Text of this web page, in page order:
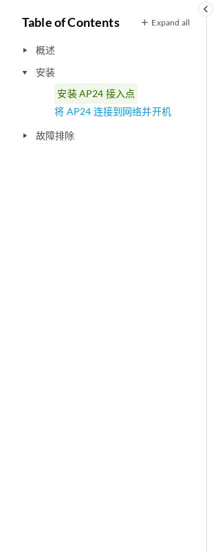
keyboard_arrow_left
Table of Contents Expand all
play_arrow 概述
play_arrow
安装
安装 AP24 接入点
将 AP24 连接到网络并开机
play_arrow 故障排除